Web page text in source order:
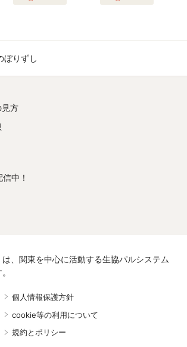
ぼりずし
見方
中！
は、関東を中心に活動する生協パルシステム
個人情報保護方針
cookie等の利用について
規約とポリシー